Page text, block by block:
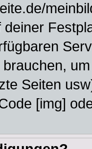
deiner
Seiten
[img]